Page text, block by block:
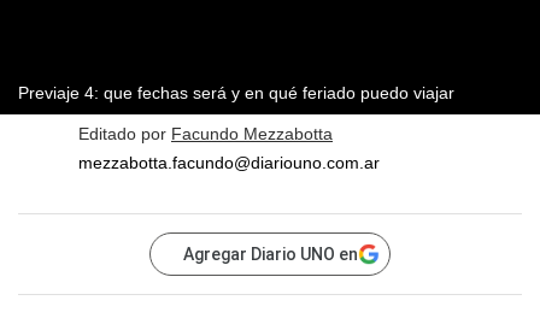
Previaje 4: que fechas será y en qué feriado puedo viajar
Editado por Facundo Mezzabotta
mezzabotta.facundo@diariouno.com.ar
Agregar Diario UNO en